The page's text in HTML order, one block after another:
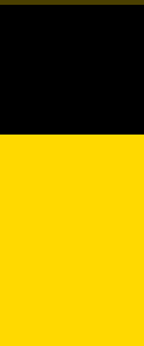
von Inhalten
durch
Quellen